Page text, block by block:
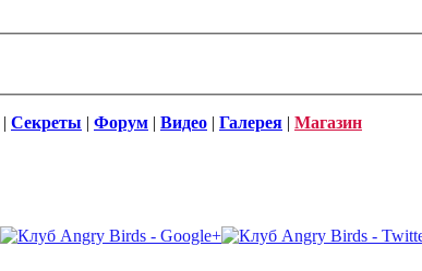
Секреты Форум Видео Галерея
Магазин